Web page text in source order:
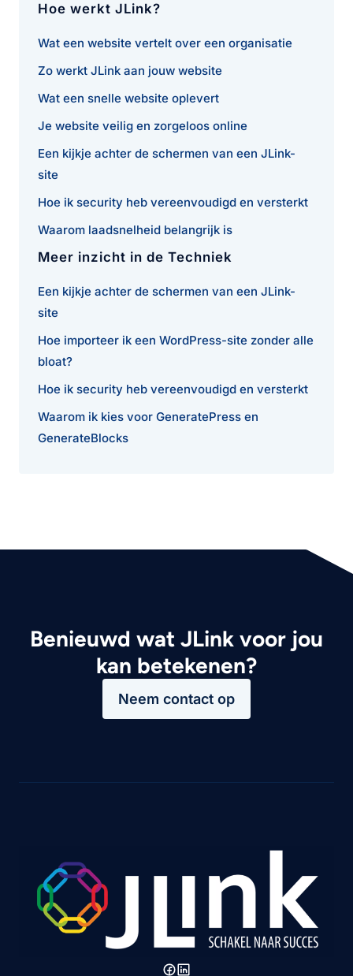
Hoe werkt JLink?
Wat een website vertelt over een organisatie
Zo werkt JLink aan jouw website
Wat een snelle website oplevert
Je website veilig en zorgeloos online
Een kijkje achter de schermen van een JLink-
site
Hoe ik security heb vereenvoudigd en versterkt
Waarom laadsnelheid belangrijk is
Meer inzicht in de Techniek
Een kijkje achter de schermen van een JLink-
site
Hoe importeer ik een WordPress-site zonder alle
bloat?
Hoe ik security heb vereenvoudigd en versterkt
Waarom ik kies voor GeneratePress en
GenerateBlocks
Benieuwd wat JLink voor jou
kan betekenen?
Neem contact op